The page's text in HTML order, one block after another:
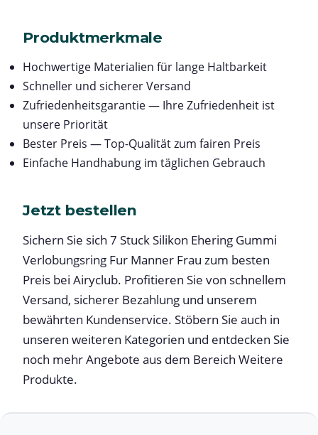
Produktmerkmale
Hochwertige Materialien für lange Haltbarkeit
Schneller und sicherer Versand
Zufriedenheitsgarantie — Ihre Zufriedenheit ist
unsere Priorität
Bester Preis — Top-Qualität zum fairen Preis
Einfache Handhabung im täglichen Gebrauch
Jetzt bestellen
Sichern Sie sich 7 Stuck Silikon Ehering Gummi
Verlobungsring Fur Manner Frau zum besten
Preis bei Airyclub. Profitieren Sie von schnellem
Versand, sicherer Bezahlung und unserem
bewährten Kundenservice. Stöbern Sie auch in
unseren weiteren Kategorien und entdecken Sie
noch mehr Angebote aus dem Bereich Weitere
Produkte.